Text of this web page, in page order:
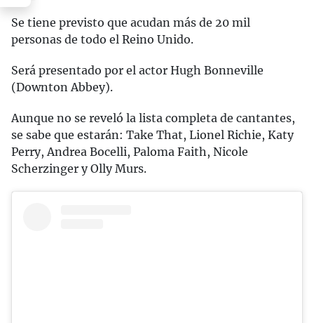
Se tiene previsto que acudan más de 20 mil
personas de todo el Reino Unido.
Será presentado por el actor Hugh Bonneville
(Downton Abbey).
Aunque no se reveló la lista completa de cantantes,
se sabe que estarán: Take That, Lionel Richie, Katy
Perry, Andrea Bocelli, Paloma Faith, Nicole
Scherzinger y Olly Murs.